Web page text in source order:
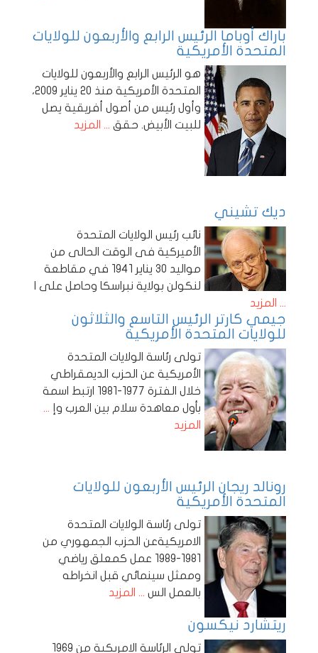
باراك أوباما الرئيس الرابع والأربعون للولايات
المتحدة الأمريكية
هو الرئيس الرابع والأربعون للولايات
المتحدة الأمريكية منذ 20 يناير 2009،
وأول رئيس من أصول أفريقية يصل
للبيت الأبيض. حقق ... المزيد
ديك تشيني
نائب رئيس الولايات المتحدة
الأميركية فى الوقت الحالى من
مواليد 30 يناير 1941 في مقاطعة
لنكولن بولاية نبراسكا وحاصل على ا
... المزيد
جيمي كارتر الرئيس التاسع والثلاثون
للولايات المتحدة الأمريكية
تولى رئاسة الولايات المتحدة
الأمريكية عن الحزب الديمقراطي
خلال الفترة 1977-1981 ارتبط اسمة
بأول معاهدة سلام بين العرب وإ ...
المزيد
رونالد ريجان الرئيس الأربعون للولايات
المتحدة الأمريكية
تولى رئاسة الولايات المتحدة
الامريكيةعن الحزب الجمهوري من
1981-1989 عمل كمعلق رياضي
وممثل سينمائي قبل انخراطه
بالعمل الس ... المزيد
ريتشارد نيكسون
تولى الرئاسة الامريكية من 1969